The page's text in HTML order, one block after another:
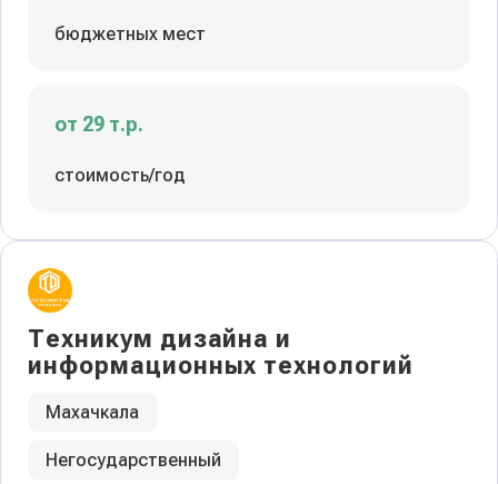
бюджетных мест
от 29 т.р.
стоимость/год
Техникум дизайна и
информационных технологий
Махачкала
Негосударственный